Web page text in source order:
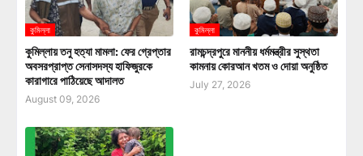
কুমিল্লা
কুমিল্লায় তনু হত্যা মামলা: ফের গ্রেপ্তার
অবসরপ্রাপ্ত সেনাসদস্য হাফিজুরকে
কারাগারে পাঠিয়েছে আদালত
August 09, 2026
কুমিল্লা
রামচন্দ্রপুরে মাননীয় ধর্মমন্ত্রীর সুস্থতা
কামনায় কোরআন খতম ও দোয়া অনুষ্ঠিত
July 27, 2026